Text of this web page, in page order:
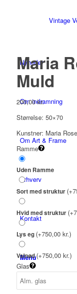
Vintage
Nyheder
Om indramning
Om Art & Frame
Erhverv
Kontakt
Menu
Maria
Muld
200,00kr.
Størrelse: 50×70
Kunstner: Maria
Ramme
Uden Ramme
Sort med struktur
Hvid med struktur
Lys eg (+750,00 kr.)
Valnød(+750,00 kr.)
Glas